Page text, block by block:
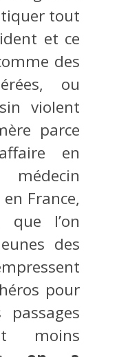
tout
et ce
des
ou
violent
parce
en
France,
que l’on
des
pour
moins